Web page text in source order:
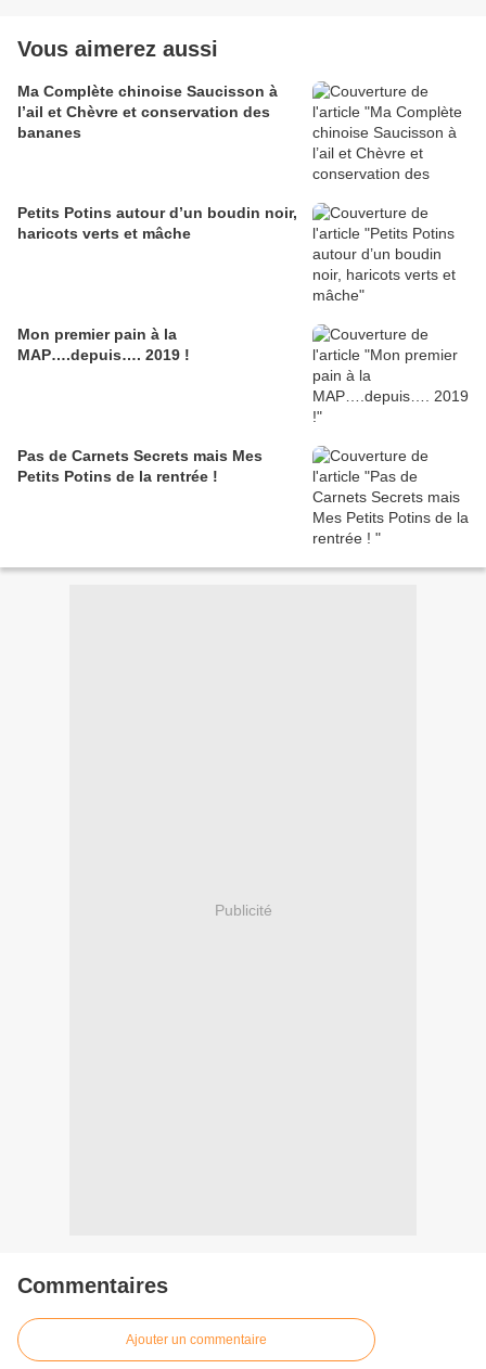
Vous aimerez aussi
Ma Complète chinoise Saucisson à
l’ail et Chèvre et conservation des
bananes
Petits Potins autour d’un boudin noir,
haricots verts et mâche
Mon premier pain à la
MAP….depuis…. 2019 !
Pas de Carnets Secrets mais Mes
Petits Potins de la rentrée !
Publicité
Commentaires
Ajouter un commentaire